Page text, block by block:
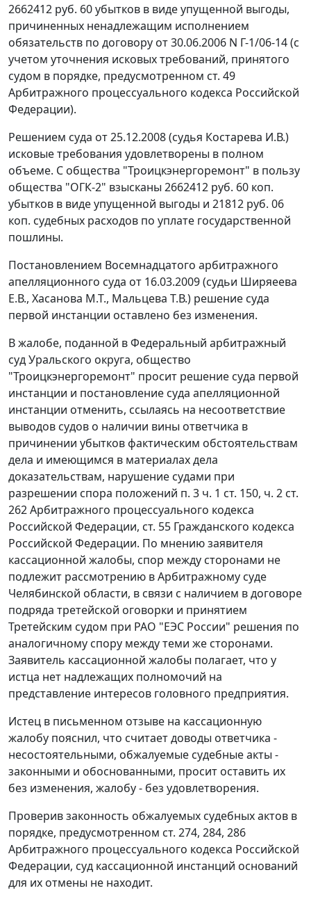
2662412 руб. 60 убытков в виде упущенной выгоды,
причиненных ненадлежащим исполнением
обязательств по договору от 30.06.2006 N Г-1/06-14 (с
учетом уточнения исковых требований, принятого
судом в порядке, предусмотренном ст. 49
Арбитражного процессуального кодекса Российской
Федерации).
Решением суда от 25.12.2008 (судья Костарева И.В.)
исковые требования удовлетворены в полном
объеме. С общества "Троицкэнергоремонт" в пользу
общества "ОГК-2" взысканы 2662412 руб. 60 коп.
убытков в виде упущенной выгоды и 21812 руб. 06
коп. судебных расходов по уплате государственной
пошлины.
Постановлением Восемнадцатого арбитражного
апелляционного суда от 16.03.2009 (судьи Ширяеева
Е.В., Хасанова М.Т., Мальцева Т.В.) решение суда
первой инстанции оставлено без изменения.
В жалобе, поданной в Федеральный арбитражный
суд Уральского округа, общество
"Троицкэнергоремонт" просит решение суда первой
инстанции и постановление суда апелляционной
инстанции отменить, ссылаясь на несоответствие
выводов судов о наличии вины ответчика в
причинении убытков фактическим обстоятельствам
дела и имеющимся в материалах дела
доказательствам, нарушение судами при
разрешении спора положений п. 3 ч. 1 ст. 150, ч. 2 ст.
262Арбитражного процессуального кодекса
Российской Федерации, ст. 55 Гражданского кодекса
Российской Федерации. По мнению заявителя
кассационной жалобы, спор между сторонами не
подлежит рассмотрению в Арбитражному суде
Челябинской области, в связи с наличием в договоре
подряда третейской оговорки и принятием
Третейским судом при РАО "ЕЭС России" решения по
аналогичному спору между теми же сторонами.
Заявитель кассационной жалобы полагает, что у
истца нет надлежащих полномочий на
представление интересов головного предприятия.
Истец в письменном отзыве на кассационную
жалобу пояснил, что считает доводы ответчика -
несостоятельными, обжалуемые судебные акты -
законными и обоснованными, просит оставить их
без изменения, жалобу - без удовлетворения.
Проверив законность обжалуемых судебных актов в
порядке, предусмотренном ст. 274, 284, 286
Арбитражного процессуального кодекса Российской
Федерации, суд кассационной инстанций оснований
для их отмены не находит.